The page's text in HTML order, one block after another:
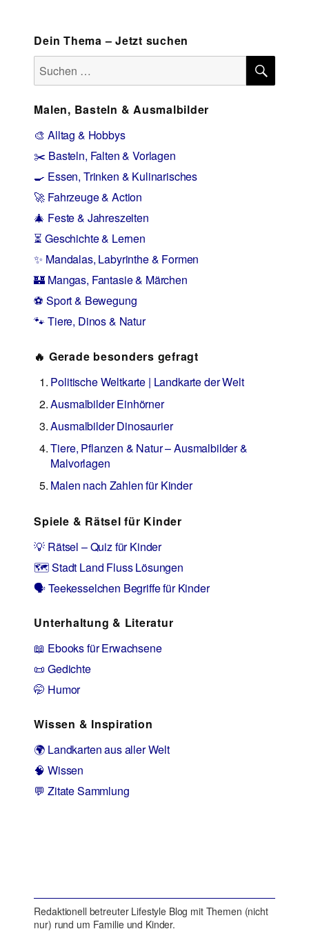
Dein Thema – Jetzt suchen
Suchen
nach:
Malen, Basteln & Ausmalbilder
🎨 Alltag & Hobbys
✂️ Basteln, Falten & Vorlagen
🍳 Essen, Trinken & Kulinarisches
🚀 Fahrzeuge & Action
🎄 Feste & Jahreszeiten
⏳ Geschichte & Lernen
✨ Mandalas, Labyrinthe & Formen
🏰 Mangas, Fantasie & Märchen
⚽ Sport & Bewegung
🐾 Tiere, Dinos & Natur
🔥 Gerade besonders gefragt
Politische Weltkarte | Landkarte der Welt
Ausmalbilder Einhörner
Ausmalbilder Dinosaurier
Tiere, Pflanzen & Natur – Ausmalbilder &
Malvorlagen
Malen nach Zahlen für Kinder
Spiele & Rätsel für Kinder
💡 Rätsel – Quiz für Kinder
🗺️ Stadt Land Fluss Lösungen
🗣️ Teekesselchen Begriffe für Kinder
Unterhaltung & Literatur
📖 Ebooks für Erwachsene
📜 Gedichte
🤭 Humor
Wissen & Inspiration
🌍 Landkarten aus aller Welt
🧠 Wissen
💬 Zitate Sammlung
Redaktionell betreuter Lifestyle Blog mit Themen (nicht
nur) rund um Familie und Kinder.